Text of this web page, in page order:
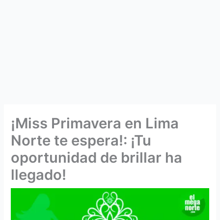
¡Miss Primavera en Lima
Norte te espera!: ¡Tu
oportunidad de brillar ha
llegado!